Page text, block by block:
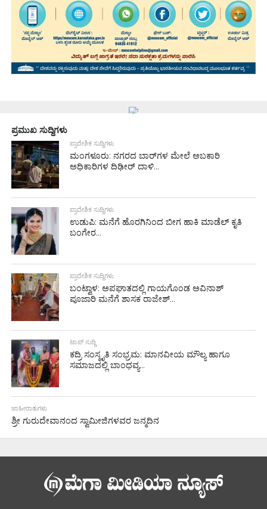
ಪ್ರಮುಖ ಸುದ್ದಿಗಳು
ಪ್ರಾದೇಶಿಕ ಸುದ್ದಿಗಳು
ಮಂಗಳೂರು: ನಗರದ ಬಾರ್‌ಗಳ ಮೇಲೆ ಅಬಕಾರಿ
ಅಧಿಕಾರಿಗಳ ದಿಢೀರ್ ದಾಳಿ...
ಪ್ರಾದೇಶಿಕ ಸುದ್ದಿಗಳು
ಉಡುಪಿ: ಮನೆಗೆ ಹೊರಗಿನಿಂದ ಬೀಗ ಹಾಕಿ ಮಾಡೆಲ್ ಕೃತಿ
ಬಂಗೇರ...
ಪ್ರಾದೇಶಿಕ ಸುದ್ದಿಗಳು
ಬಂಟ್ವಾಳ: ಅಪಘಾತದಲ್ಲಿ ಗಾಯಗೊಂಡ ಅವಿನಾಶ್
ಪೂಜಾರಿ ಮನೆಗೆ ಶಾಸಕ ರಾಜೇಶ್...
ಟಾಪ್ ಸುದ್ದಿ
ಕದ್ರಿ ಸಂಸ್ಕೃತಿ ಸಂಭ್ರಮ: ಮಾನವೀಯ ಮೌಲ್ಯ ಹಾಗೂ
ಸಮಾಜದಲ್ಲಿ ಬಾಂಧವ್ಯ...
ಜಾಹೀರಾತುಗಳು
ಶ್ರೀ ಗುರುದೇವಾನಂದ ಸ್ವಾಮೀಜಿಗಳವರ ಜನ್ಮದಿನ